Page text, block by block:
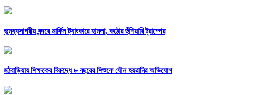
ভূমধ্যসাগরীয় বন্দরে মার্কিন ট্যাংকারে হামলা, কঠোর হুঁশিয়ারি ট্রাম্পের
মঠবাড়িয়ায় শিক্ষকের বিরুদ্ধে ৮ বছরের শিশুকে যৌন হয়রানির অভিযোগ